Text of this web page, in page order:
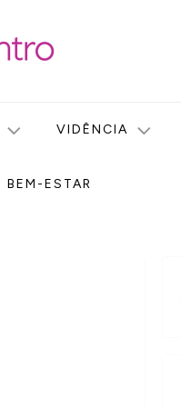
VIDÊNCIA
BEM-ESTAR